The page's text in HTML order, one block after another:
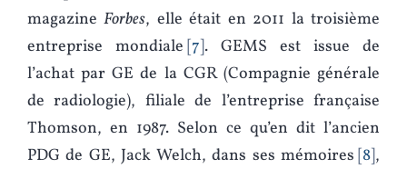
magazineForbes, elle était en 2011 la troisième
entreprise mondiale 7 . GEMS est issue de
l’achat par GE de la CGR (Compagnie générale
de radiologie), filiale de l’entreprise française
Thomson, en 1987. Selon ce qu’en dit l’ancien
PDG de GE, Jack Welch, dans ses mémoires 8 ,